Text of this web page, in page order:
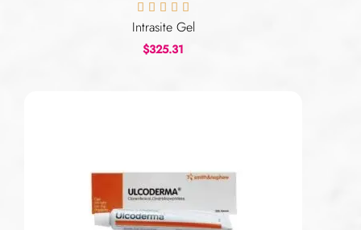
    
Intrasite Gel
$325.31